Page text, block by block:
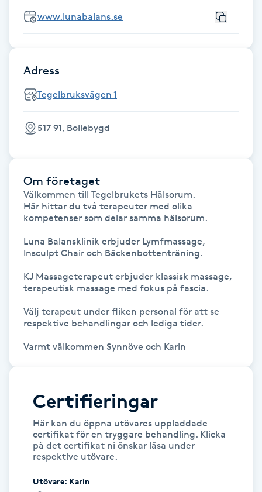
Hårborttagning
Hårbottenbehandling
Hårförlängning
Idrottsmassage
IPL hårborttagning
IR-massage
Japansk massage
Katun fransar
Kemisk peeling
www.lunabalans.se
Adress
Tegelbruksvägen 1
517 91, Bollebygd
Om företaget
Välkommen till Tegelbrukets Hälsorum.
Här hittar du två terapeuter med olika
kompetenser som delar samma hälsorum.
Luna Balansklinik erbjuder Lymfmassage,
Insculpt Chair och Bäckenbottenträning.
KJ Massageterapeut erbjuder klassisk massage,
terapeutisk massage med fokus på fascia.
Välj terapeut under fliken personal för att se
respektive behandlingar och lediga tider.
Varmt välkommen Synnöve och Karin
Certifieringar
Här kan du öppna utövares uppladdade
certifikat för en tryggare behandling. Klicka
på det certifikat ni önskar läsa under
respektive utövare.
Utövare: Karin